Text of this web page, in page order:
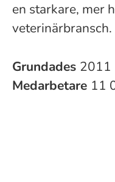
en starkare, mer
veterinärbransch.
Grundades 2011
Medarbetare 11